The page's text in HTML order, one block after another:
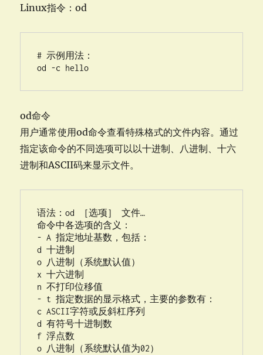
Linux指令：od
# 示例用法：
od -c hello
od命令
用户通常使用od命令查看特殊格式的文件内容。通过
指定该命令的不同选项可以以十进制、八进制、十六
进制和ASCII码来显示文件。
语法：od ［选项］ 文件…
命令中各选项的含义：
- A 指定地址基数，包括：
d 十进制
o 八进制（系统默认值）
x 十六进制
n 不打印位移值
- t 指定数据的显示格式，主要的参数有：
c ASCII字符或反斜杠序列
d 有符号十进制数
f 浮点数
o 八进制（系统默认值为02）